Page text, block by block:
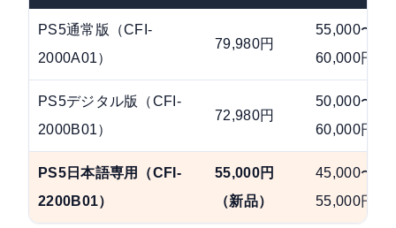
PS5通常版（CFI-
2000A01）
79,980円
55,000〜
60,000円
PS5デジタル版（CFI-
2000B01）
72,980円
50,000〜
60,000円
PS5日本語専用（CFI-
2200B01）
55,000円
（新品）
45,000〜
55,000円